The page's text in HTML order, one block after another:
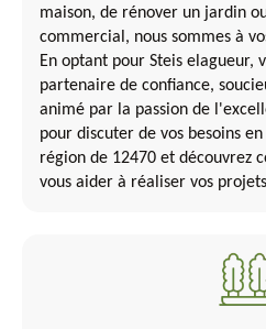
maison, de rénover un jardin
commercial, nous sommes à
En optant pour Steis elagueur,
partenaire de confiance,
animé par la passion de
pour discuter de vos besoins
région de 12470 et découvrez
vous aider à réaliser vos